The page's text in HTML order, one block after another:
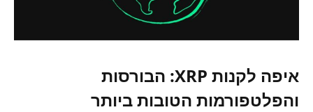
איפה לקנות XRP: הבורסות
והפלטפורמות הטובות ביותר